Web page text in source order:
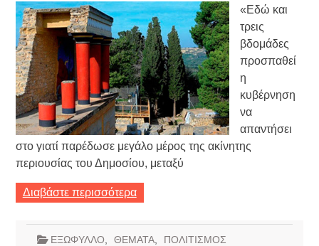
«Εδώ και
τρεις
βδομάδες
προσπαθεί
η
κυβέρνηση
να
απαντήσει
στο γιατί παρέδωσε μεγάλο μέρος της ακίνητης
περιουσίας του Δημοσίου, μεταξύ
Διαβάστε περισσότερα
ΕΞΩΦΥΛΛΟ ΘΕΜΑΤΑ, ΠΟΛΙΤΙΣΜΟΣ